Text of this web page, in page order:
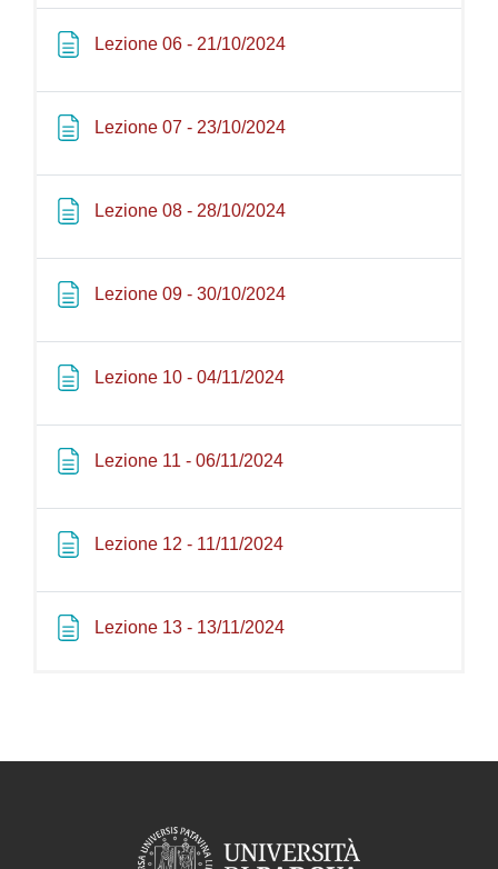
Lezione 06 - 21/10/2024Pagina
Lezione 07 - 23/10/2024Pagina
Lezione 08 - 28/10/2024Pagina
Lezione 09 - 30/10/2024Pagina
Lezione 10 - 04/11/2024Pagina
Lezione 11 - 06/11/2024Pagina
Lezione 12 - 11/11/2024Pagina
Lezione 13 - 13/11/2024Pagina